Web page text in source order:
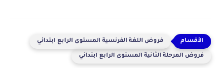
فروض اللغة الفرنسية المستوى الرابع ابتدائي
فروض المرحلة الثانية المستوى الرابع ابتدائي